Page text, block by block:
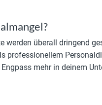
werden überall dringend
professionellem